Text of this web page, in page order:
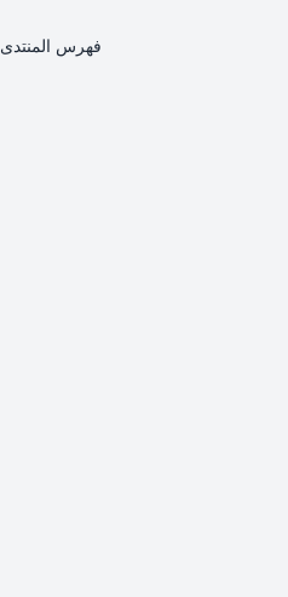
فهرس المنتدى